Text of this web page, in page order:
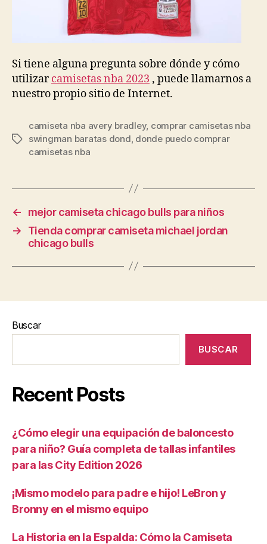
Si tiene alguna pregunta sobre dónde y cómo
utilizarcamisetas nba 2023 , puede llamarnos a
nuestro propio sitio de Internet.
Etiquetas
camiseta nba avery bradley, comprar camisetas nba
swingman baratas dond donde puedo comprar
camisetas nba
←
mejor camiseta chicago bulls para niños
→
Tienda comprar camiseta michael jordan
chicago bulls
Buscar
BUSCAR
Recent Posts
¿Cómo elegir una equipación de baloncesto
para niño? Guía completa de tallas infantiles
para las City Edition 2026
¡Mismo modelo para padre e hijo! LeBron y
Bronny en el mismo equipo
La Historia en la Espalda: Cómo la Camiseta